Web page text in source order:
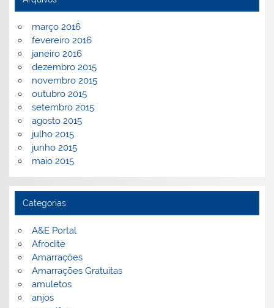
março 2016
fevereiro 2016
janeiro 2016
dezembro 2015
novembro 2015
outubro 2015
setembro 2015
agosto 2015
julho 2015
junho 2015
maio 2015
Categorias
A&E Portal
Afrodite
Amarrações
Amarrações Gratuitas
amuletos
anjos